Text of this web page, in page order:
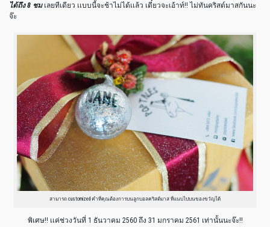
ได้ถึง 8 ชมเลยทีเดียว เเบบนี้จะช้าไม่ได้เเล้ว เดี๋ยวจะเอ้าท์!! ไม่ทันคริสต์มาสกันนะ
จ๊ะ
สามารถ customized คำที่คุณต้องการบนลูกบอลคริสต์มาส ที่แนบไปบนของขวัญได้
พิเศษ!! เเค่ช่วงวันที่ 1 ธันวาคม 2560 ถึง 31 มกราคม 2561 เท่านั้นนะจ๊ะ!!